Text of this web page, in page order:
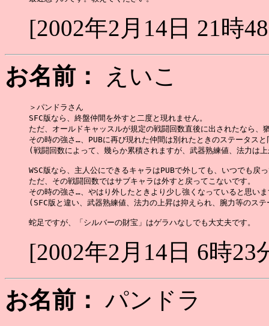
[2002年2月14日 21時
お名前：
えいこ
＞パンドラさん
SFC版なら、終盤仲間を外すと二度と現れません。
ただ、オールドキャッスルが規定の戦闘回数直後に出されたなら、
その時の強さ…、PUBに再び現れた仲間は別れたときのステータス
(戦闘回数によって、幾らか累積されますが、武器熟練値、法力は
WSC版なら、主人公にできるキャラはPUBで外しても、いつでも戻
ただ、その戦闘回数ではサブキャラは外すと戻ってこないです。
その時の強さ…、やはり外したときより少し強くなっていると思い
(SFC版と違い、武器熟練値、法力の上昇は抑えられ、腕力等のス
[2002年2月14日 6時23
お名前： パンドラ